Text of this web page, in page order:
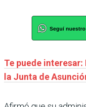
Te puede interesar:
la Junta de